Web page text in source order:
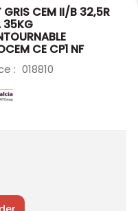
GRIS CEM II/B 32,5R
35KG
CE CP1 NF
: 018810